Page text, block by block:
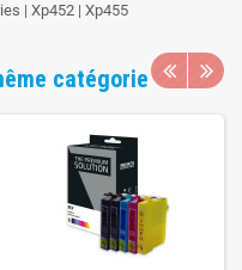
| Xp452 | Xp455
catégorie